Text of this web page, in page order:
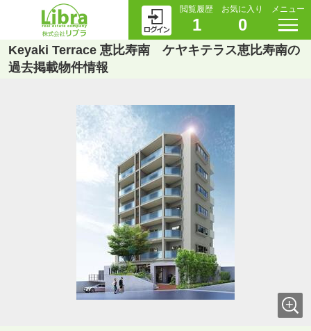
閲覧履歴
1
お気に入り
0
メニュー
Keyaki Terrace 恵比寿南 ケヤキテラス恵比寿南の
過去掲載物件情報